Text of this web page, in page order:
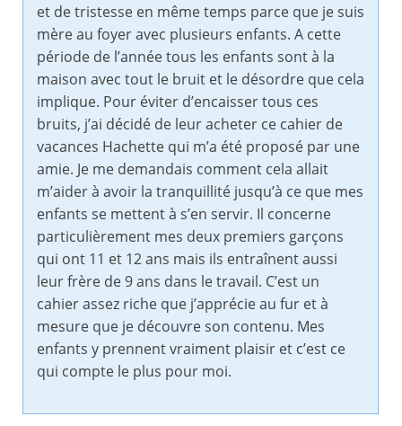
et de tristesse en même temps parce que je suis
mère au foyer avec plusieurs enfants. A cette
période de l’année tous les enfants sont à la
maison avec tout le bruit et le désordre que cela
implique. Pour éviter d’encaisser tous ces
bruits, j’ai décidé de leur acheter ce cahier de
vacances Hachette qui m’a été proposé par une
amie. Je me demandais comment cela allait
m’aider à avoir la tranquillité jusqu’à ce que mes
enfants se mettent à s’en servir. Il concerne
particulièrement mes deux premiers garçons
qui ont 11 et 12 ans mais ils entraînent aussi
leur frère de 9 ans dans le travail. C’est un
cahier assez riche que j’apprécie au fur et à
mesure que je découvre son contenu. Mes
enfants y prennent vraiment plaisir et c’est ce
qui compte le plus pour moi.